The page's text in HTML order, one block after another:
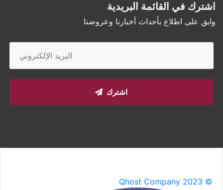
اشترك في القائمة البريدية
وابق على اطلاع بأحداث أخبارنا وعروضنا
اشترك
Qhost Company 2023 ©